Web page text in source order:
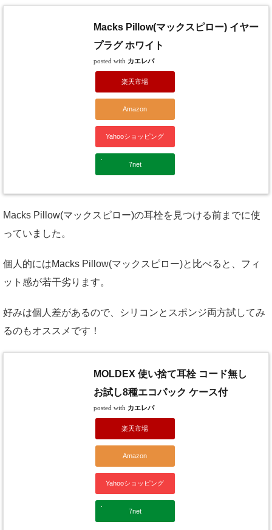
Macks Pillow(マックスピロー) イヤー
プラグ ホワイト
posted with カエレバ
楽天市場
Amazon
Yahooショッピング
7net
Macks Pillow(マックスピロー)の耳栓を見つける前までに使
っていました。
個人的にはMacks Pillow(マックスピロー)と比べると、フィ
ット感が若干劣ります。
好みは個人差があるので、シリコンとスポンジ両方試してみ
るのもオススメです！
MOLDEX 使い捨て耳栓 コード無し
お試し8種エコパック ケース付
posted with カエレバ
楽天市場
Amazon
Yahooショッピング
7net